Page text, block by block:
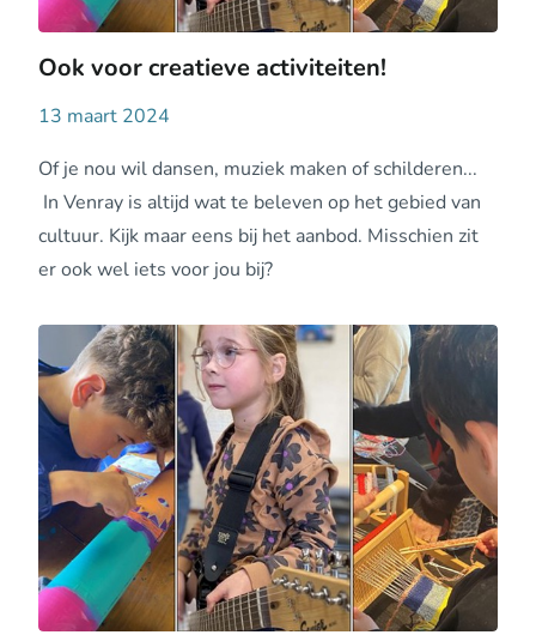
Ook voor creatieve activiteiten!
13 maart 2024
Of je nou wil dansen, muziek maken of schilderen...
In Venray is altijd wat te beleven op het gebied van
cultuur. Kijk maar eens bij het aanbod. Misschien zit
er ook wel iets voor jou bij?